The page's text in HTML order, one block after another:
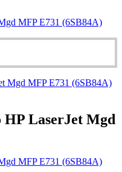
MFP E731 (6SB84A)
HP LaserJet Mgd
MFP E731 (6SB84A)